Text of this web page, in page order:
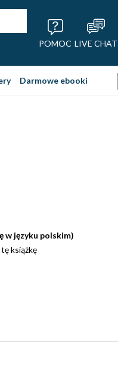
POMOC LIVE CHAT
Darmowe ebooki
w języku polskim)
książkę